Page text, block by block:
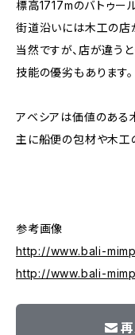
標高1717mのバトゥー
街道沿いには木工の店
当然ですが、店が違う
技能の優劣もあります。
アベシアは価値のある
主に船便の包材や木工
参考画像
http://www.bali-
http://www.bali-